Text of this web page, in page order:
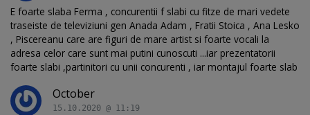
E foarte slaba Ferma , concurentii f slabi cu fitze de mari vedete
traseiste de televiziuni gen Anada Adam , Fratii Stoica , Ana Lesko
, Piscereanu care are figuri de mare artist si foarte vocali la
adresa celor care sunt mai putini cunoscuti ...iar prezentatorii
foarte slabi ,partinitori cu unii concurenti , iar montajul foarte slab
October
15.10.2020 @ 11:19